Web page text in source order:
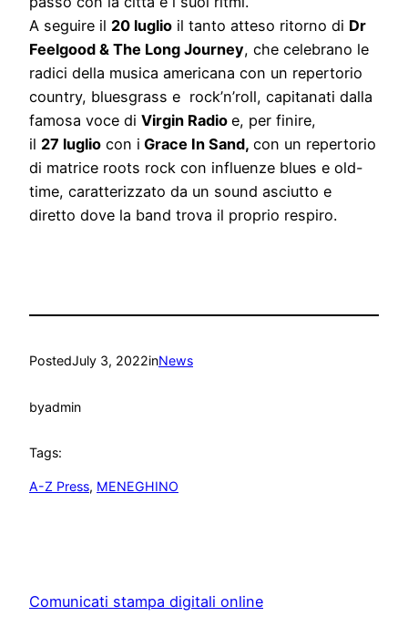
A seguire il 20 luglio il tanto atteso ritorno di Dr
Feelgood & The Long Journey, che celebrano le
radici della musica americana con un repertorio
country, bluesgrass e rock’n’roll, capitanati dalla
famosa voce di Virgin Radio e, per finire,
il 27 luglio con i Grace In Sand, con un repertorio
di matrice roots rock con influenze blues e old-
time, caratterizzato da un sound asciutto e
diretto dove la band trova il proprio respiro.
PostedJuly 3, 2022inNews
byadmin
Tags:
A-Z Press, MENEGHINO
Comunicati stampa digitali online